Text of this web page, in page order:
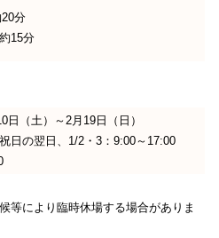
分
15分
日（土）～2月19日（日）
日の翌日、1/2・3：9:00～17:00
等により臨時休場する場合がありま